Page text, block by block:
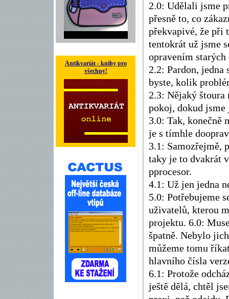
Antikvariát - knihy pro
všechny!
2.0: Udělali jsme
přesně to, co
překvapivé, že při
tentokrát už jsme
opravením
2.2: Pardon,
byste, kolik
2.3: Nějaký štoura
pokoj, dokud
3.0: Tak, konečně
je s tímhle
3.1: Samozřejmě,
taky je to dvakrát
pprocesor.
4.1: Už jen jedna
5.0: Potřebujeme
uživatelů, kterou
projektu. 6.0:
špatně. Nebylo
můžeme tomu
hlavního čísla
6.1: Protože
ještě dělá, chtěl